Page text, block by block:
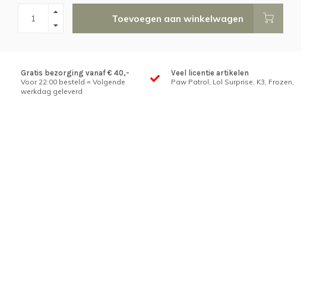
Toevoegen aan winkelwagen
Gratis bezorging vanaf € 40,-
Voor 22:00 besteld = Volgende
werkdag geleverd
Veel licentie artikelen
Paw Patrol, Lol Surprise, K3, Frozen,